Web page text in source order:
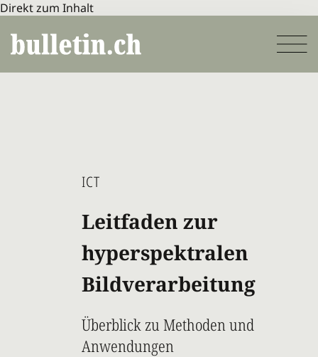
Direkt zum Inhalt
ICT
Leitfaden zur
hyperspektralen
Bildverarbeitung
Überblick zu Methoden und
Anwendungen